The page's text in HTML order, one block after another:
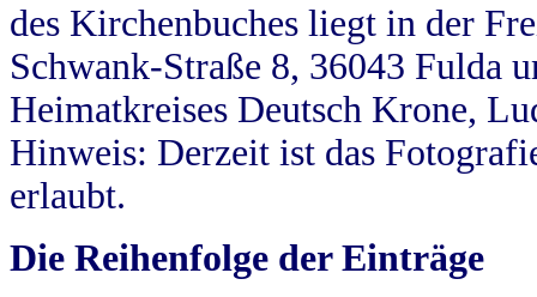
des Kirchenbuches liegt in der
Schwank-Straße 8, 36043 Fulda
Heimatkreises Deutsch Krone,
Hinweis: Derzeit ist das
erlaubt.
Die Reihenfolge der Einträge